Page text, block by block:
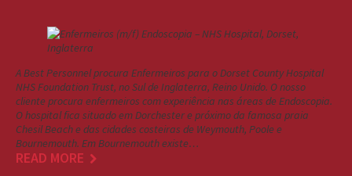
A Best Personnel procura Enfermeiros para o Dorset County Hospital
NHS Foundation Trust, no Sul de Inglaterra, Reino Unido. O nosso
cliente procura enfermeiros com experiência nas áreas de Endoscopia.
O hospital fica situado em Dorchester e próximo da famosa praia
Chesil Beach e das cidades costeiras de Weymouth, Poole e
Bournemouth. Em Bournemouth existe…
READ MORE